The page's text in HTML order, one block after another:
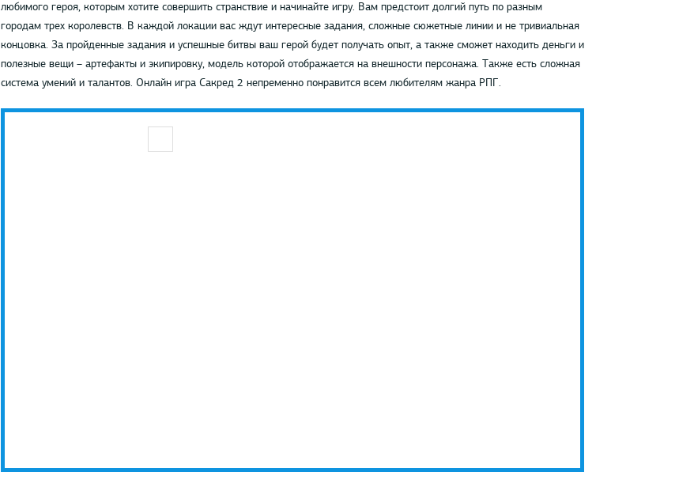
любимого героя, которым хотите совершить странствие и начинайте игру. Вам предстоит долгий путь по разным
городам трех королевств. В каждой локации вас ждут интересные задания, сложные сюжетные линии и не тривиальная
концовка. За пройденные задания и успешные битвы ваш герой будет получать опыт, а также сможет находить деньги и
полезные вещи – артефакты и экипировку, модель которой отображается на внешности персонажа. Также есть сложная
система умений и талантов. Онлайн игра Сакред 2 непременно понравится всем любителям жанра РПГ.